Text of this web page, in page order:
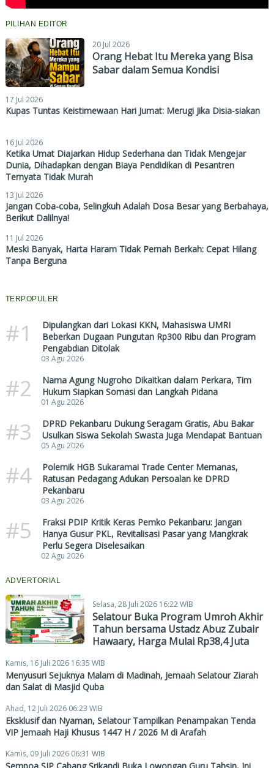
PILIHAN EDITOR
20 Jul 2026
Orang Hebat Itu Mereka yang Bisa
Sabar dalam Semua Kondisi
17 Jul 2026
Kupas Tuntas Keistimewaan Hari Jumat: Merugi Jika Disia-siakan
16 Jul 2026
Ketika Umat Diajarkan Hidup Sederhana dan Tidak Mengejar
Dunia, Dihadapkan dengan Biaya Pendidikan di Pesantren
Ternyata Tidak Murah
13 Jul 2026
Jangan Coba-coba, Selingkuh Adalah Dosa Besar yang Berbahaya,
Berikut Dalilnya!
11 Jul 2026
Meski Banyak, Harta Haram Tidak Pernah Berkah: Cepat Hilang
Tanpa Berguna
TERPOPULER
#1
Dipulangkan dari Lokasi KKN, Mahasiswa UMRI
Beberkan Dugaan Pungutan Rp300 Ribu dan Program
Pengabdian Ditolak
03 Agu 2026
#2
Nama Agung Nugroho Dikaitkan dalam Perkara, Tim
Hukum Siapkan Somasi dan Langkah Pidana
01 Agu 2026
#3
DPRD Pekanbaru Dukung Seragam Gratis, Abu Bakar
Usulkan Siswa Sekolah Swasta Juga Mendapat Bantuan
05 Agu 2026
#4
Polemik HGB Sukaramai Trade Center Memanas,
Ratusan Pedagang Adukan Persoalan ke DPRD
Pekanbaru
03 Agu 2026
#5
Fraksi PDIP Kritik Keras Pemko Pekanbaru: Jangan
Hanya Gusur PKL, Revitalisasi Pasar yang Mangkrak
Perlu Segera Diselesaikan
02 Agu 2026
ADVERTORIAL
Selasa, 28 Juli 2026 16:22 WIB
Selatour Buka Program Umroh Akhir
Tahun bersama Ustadz Abuz Zubair
Hawaary, Harga Mulai Rp38,4 Juta
Kamis, 16 Juli 2026 16:35 WIB
Menyusuri Sejuknya Malam di Madinah, Jemaah Selatour Ziarah
dan Salat di Masjid Quba
Ahad, 12 Juli 2026 06:23 WIB
Eksklusif dan Nyaman, Selatour Tampilkan Penampakan Tenda
VIP Jemaah Haji Khusus 1447 H / 2026 M di Arafah
Kamis, 09 Juli 2026 06:31 WIB